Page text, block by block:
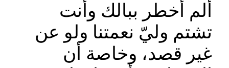
ألم أخطر ببالك وأنت
تشتم وليّ نعمتنا ولو عن
غير قصد، وخاصة أن